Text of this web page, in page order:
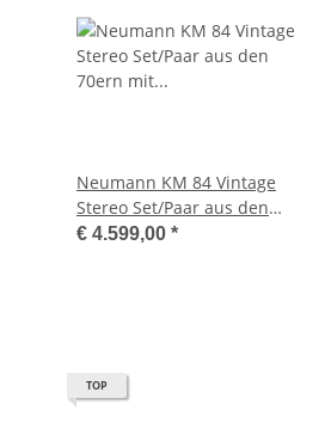
Neumann KM 84 Vintage
Stereo Set/Paar aus den
70ern mit Mini-XLR
€ 4.599,00 *
TOP